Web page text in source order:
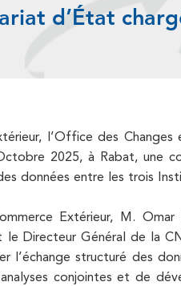
d’État
l’Office des
2025, à Rabat, une
données entre les trois
Extérieur, M.
Directeur Général de la
structuré des
conjointes et de